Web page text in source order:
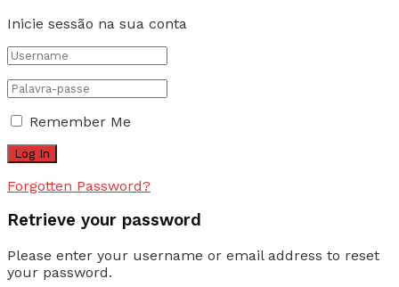
Inicie sessão na sua conta
Remember Me
Forgotten Password?
Retrieve your password
Please enter your username or email address to reset
your password.